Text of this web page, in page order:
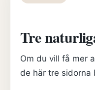
Tre
Om du vill få mer
de här tre sidorna